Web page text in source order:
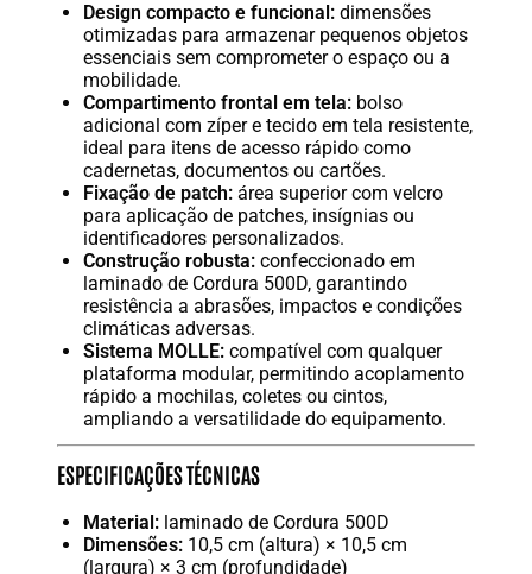
Design compacto e funcional: dimensões
otimizadas para armazenar pequenos objetos
essenciais sem comprometer o espaço ou a
mobilidade.
Compartimento frontal em tela: bolso
adicional com zíper e tecido em tela resistente,
ideal para itens de acesso rápido como
cadernetas, documentos ou cartões.
Fixação de patch: área superior com velcro
para aplicação de patches, insígnias ou
identificadores personalizados.
Construção robusta: confeccionado em
laminado de Cordura 500D, garantindo
resistência a abrasões, impactos e condições
climáticas adversas.
Sistema MOLLE: compatível com qualquer
plataforma modular, permitindo acoplamento
rápido a mochilas, coletes ou cintos,
ampliando a versatilidade do equipamento.
ESPECIFICAÇÕES TÉCNICAS
Material: laminado de Cordura 500D
Dimensões: 10,5 cm (altura) × 10,5 cm
(largura) × 3 cm (profundidade)